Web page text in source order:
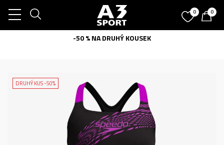
0 0
-50 % NA DRUHÝ KOUSEK
DRUHÝ KUS -50%